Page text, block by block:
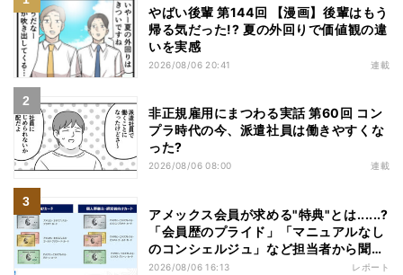
やばい後輩 第144回 【漫画】後輩はもう
帰る気だった!? 夏の外回りで価値観の違
いを実感
2026/08/06 20:41 連載
非正規雇用にまつわる実話 第60回 コン
プラ時代の今、派遣社員は働きやすくな
った?
2026/08/06 08:00 連載
アメックス会員が求める"特典"とは......?
「会員歴のプライド」「マニュアルなし
のコンシェルジュ」など担当者から聞い
た"裏話"も
2026/08/06 16:13 レポート